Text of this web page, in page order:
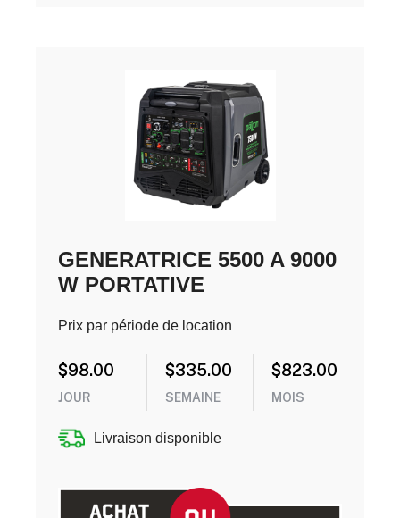
GENERATRICE 5500 A 9000
W PORTATIVE
Prix par période de location
$98.00
JOUR
$335.00
SEMAINE
$823.00
MOIS
Livraison disponible